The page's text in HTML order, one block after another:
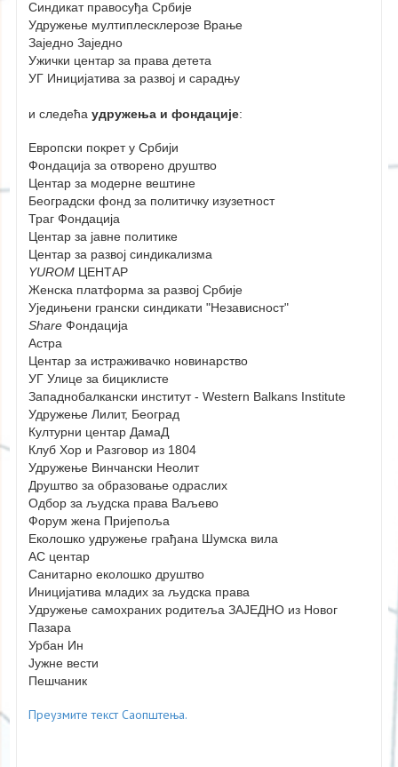
Синдикат правосуђа Србије
Удружење мултиплесклерозе Врање
Заједно Заједно
Ужички центар за права детета
УГ Иницијатива за развој и сарадњу
и следећа удружења и фондације:
Европски покрет у Србији
Фондација за отворено друштво
Центар за модерне вештине
Београдски фонд за политичку изузетност
Траг Фондација
Центар за јавне политике
Центар за развој синдикализма
YUROMЦЕНТАР
Женска платформа за развој Србије
Уједињени грански синдикати "Независност"
Share Фондација
Астра
Центар за истраживачко новинарство
УГ Улице за бициклисте
Западнобалкански институт - Wеstern Balkans Institute
Удружење Лилит, Београд
Културни центар ДамаД
Клуб Хор и Разговор из 1804
Удружење Винчански Неолит
Друштво за образовање одраслих
Одбор за људска права Ваљево
Форум жена Пријепоља
Еколошко удружење грађана Шумска вила
АС центар
Санитарно еколошко друштво
Иницијатива младих за људска права
Удружење самохраних родитеља ЗАЈЕДНО из Новог
Пазара
Урбан Ин
Јужне вести
Пешчаник
Преузмите текст Саопштења.